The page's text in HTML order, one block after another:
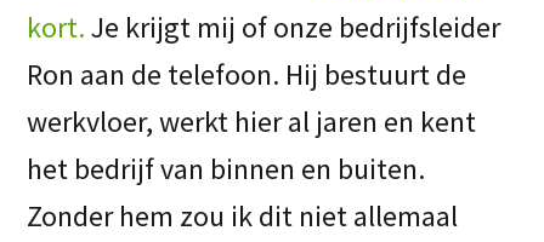
kort.Je krijgt mij of onze bedrijfsleider
Ron aan de telefoon. Hij bestuurt de
werkvloer, werkt hier al jaren en kent
het bedrijf van binnen en buiten.
Zonder hem zou ik dit niet allemaal